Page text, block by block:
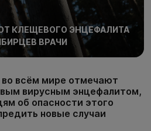
КЛЕЩЕВОГО ЭНЦЕФАЛИТА
ВРАЧИ
всём мире отмечают
вирусным энцефалитом,
об опасности этого
новые случаи